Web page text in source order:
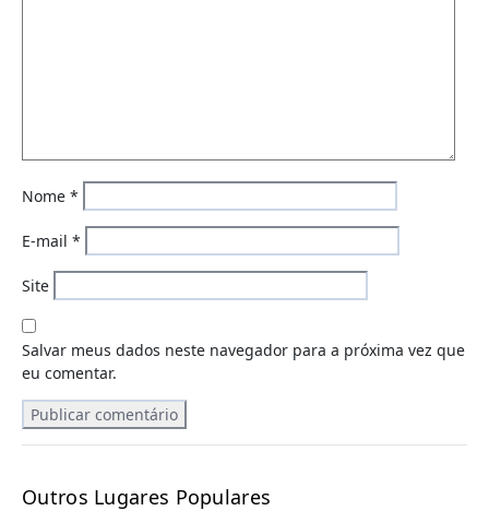
Nome *
E-mail *
Site
Salvar meus dados neste navegador para a próxima vez que
eu comentar.
Outros Lugares Populares